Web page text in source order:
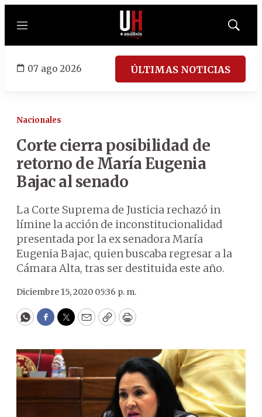
Menú
Mostrar
07 ago 2026 ÚLTIMAS NOTICIAS
Nacionales
Corte cierra posibilidad de
retorno de María Eugenia
Bajac al senado
La Corte Suprema de Justicia rechazó in
límine la acción de inconstitucionalidad
presentada por la ex senadora María
Eugenia Bajac, quien buscaba regresar a la
Cámara Alta, tras ser destituida este año.
Diciembre 15, 2020 05:36 p. m.
WhatsApp
Facebook
Twitter
EmailCopyPrint